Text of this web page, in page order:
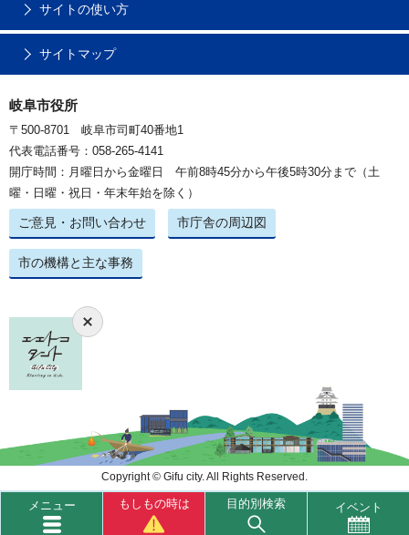
メニュー もしもの時は 目的別検索 イベント
サイトの使い方
サイトマップ
岐阜市役所
〒500-8701 岐阜市司町40番地1
代表電話番号：058-265-4141
開庁時間：月曜日から金曜日 午前8時45分から午後5時30分まで（土
曜・日曜・祝日・年末年始を除く）
ご意見・お問い合わせ 市庁舎の周辺図
市の機構と主な事務
Copyright © Gifu city. All Rights Reserved.